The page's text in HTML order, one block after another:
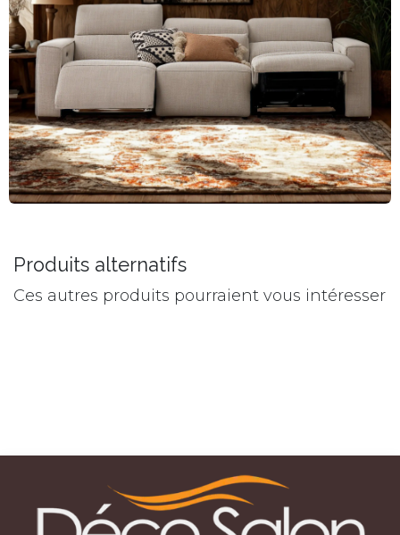
Produits alternatifs
Ces autres produits pourraient vous intéresser